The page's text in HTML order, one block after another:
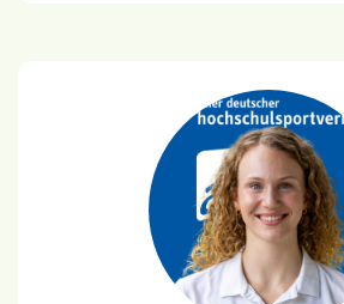
Emilia Franziska
University of Southern
26.03.2001
Environmental Science and
Team: 6. Platz